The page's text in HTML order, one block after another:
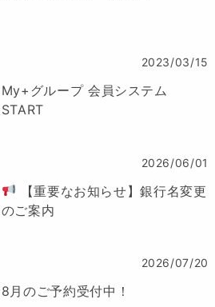
2023/03/15
My+グループ 会員システム
START
2026/06/01
【重要なお知らせ】銀行名変更
のご案内
2026/07/20
8月のご予約受付中！